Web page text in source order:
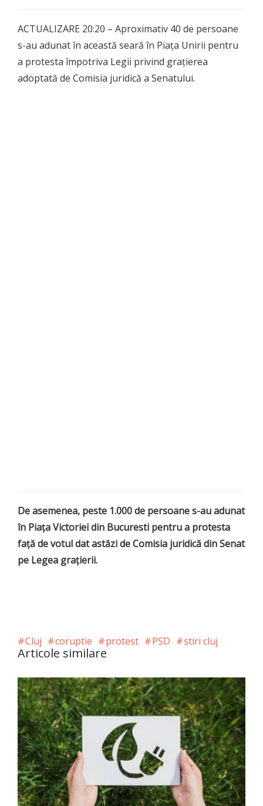
ACTUALIZARE 20:20 – Aproximativ 40 de persoane
s-au adunat în această seară în Piaţa Unirii pentru
a protesta împotriva Legii privind graţierea
adoptată de Comisia juridică a Senatului.
De asemenea, peste 1.000 de persoane s-au adunat
în Piaţa Victoriei din Bucuresti pentru a protesta
faţă de votul dat astăzi de Comisia juridică din Senat
pe Legea graţierii.
Cluj coruptie protest PSD stiri cluj
Articole similare